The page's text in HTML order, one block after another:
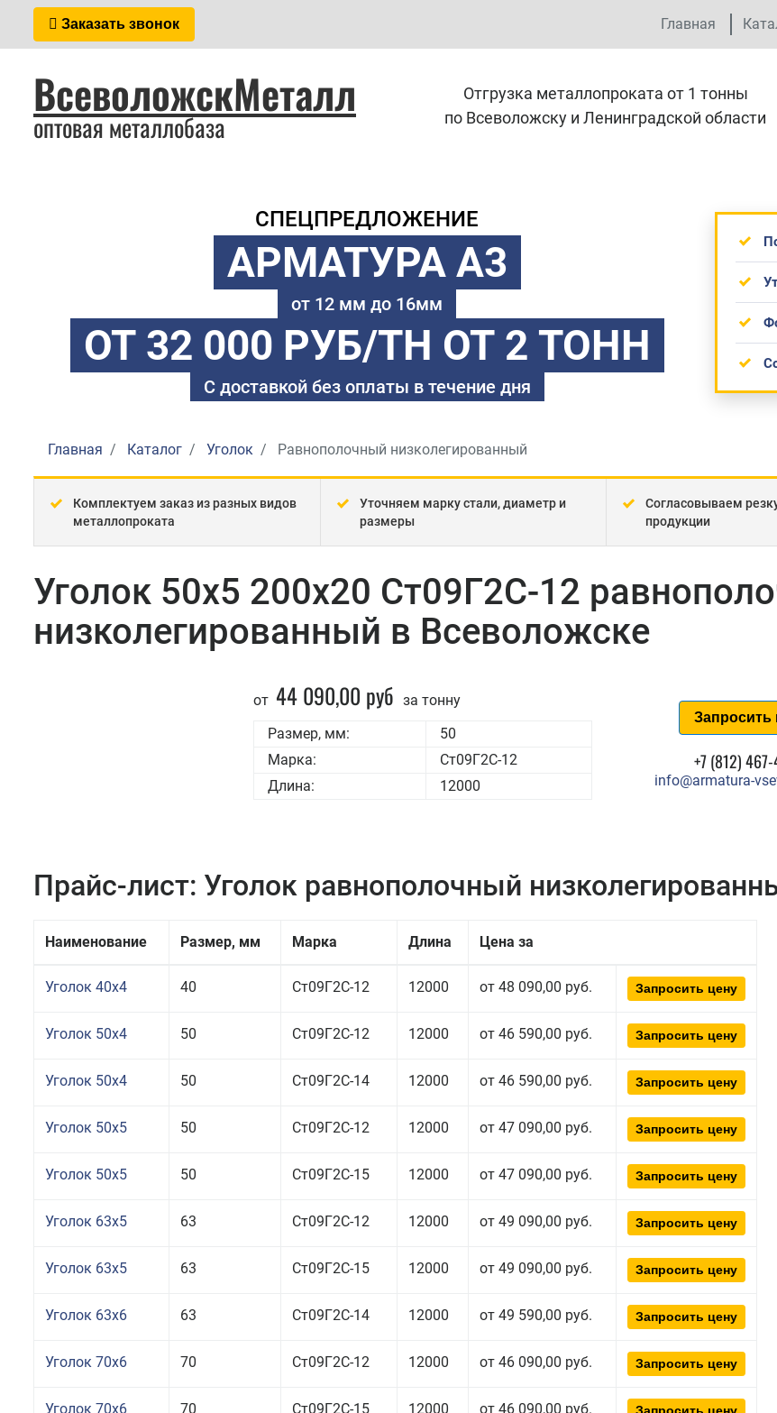
Заказать звонок Главная
ВсеволожскМеталл
оптовая металлобаза
Отгрузка металлопроката от 1 тонны
по Всеволожску и Ленинградской области
СПЕЦПРЕДЛОЖЕНИЕ
АРМАТУРА А3
от 12 мм до 16мм
ОТ 32 000 РУБ/ТН ОТ 2 ТОНН
С доставкой без оплаты в течение дня
Главная Каталог Уголок Равнополочный низколегированный
Комплектуем заказ из разных видов
металлопроката
Уточняем марку стали, диаметр и
размеры
Согласовываем
продукции
Уголок 50x5 200x20 Ст09Г2С-12
низколегированный в Всеволожске
от 44 090,00 руб за тонну
Размер, мм:
50
Марка:
Ст09Г2С-12
Длина:
12000
Запросить
+7 (812)
info@armatura-
Прайс-лист: Уголок равнополочный
Наименование Размер, мм Марка Длина Цена за
Уголок 40x4 40 Ст09Г2С-12 12000 от 48 090,00 руб. Запросить цену
Уголок 50x4 50 Ст09Г2С-12 12000 от 46 590,00 руб. Запросить цену
Уголок 50x4 50 Ст09Г2С-14 12000 от 46 590,00 руб. Запросить цену
Уголок 50x5 50 Ст09Г2С-12 12000 от 47 090,00 руб. Запросить цену
Уголок 50x5 50 Ст09Г2С-15 12000 от 47 090,00 руб. Запросить цену
Уголок 63x5 63 Ст09Г2С-12 12000 от 49 090,00 руб. Запросить цену
Уголок 63x5 63 Ст09Г2С-15 12000 от 49 090,00 руб. Запросить цену
Уголок 63x6 63 Ст09Г2С-14 12000 от 49 590,00 руб. Запросить цену
Уголок 70x6 70 Ст09Г2С-12 12000 от 46 090,00 руб. Запросить цену
Уголок 70x6 70 Ст09Г2С-15 12000 от 46 090,00 руб.